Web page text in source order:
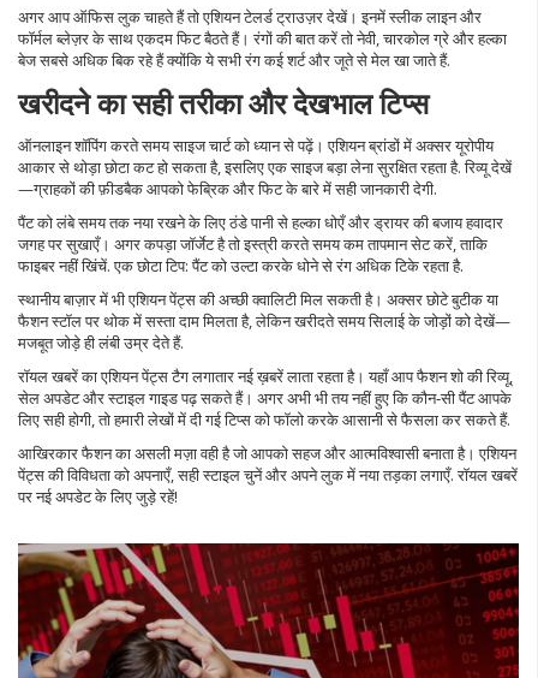
अगर आप ऑफिस लुक चाहते हैं तो एशियन टेलर्ड ट्राउज़र देखें। इनमें स्लीक लाइन और
फॉर्मल ब्लेज़र के साथ एकदम फिट बैठते हैं। रंगों की बात करें तो नेवी, चारकोल ग्रे और हल्का
बेज सबसे अधिक बिक रहे हैं क्योंकि ये सभी रंग कई शर्ट और जूते से मेल खा जाते हैं.
खरीदने का सही तरीका और देखभाल टिप्स
ऑनलाइन शॉपिंग करते समय साइज चार्ट को ध्यान से पढ़ें। एशियन ब्रांडों में अक्सर यूरोपीय
आकार से थोड़ा छोटा कट हो सकता है, इसलिए एक साइज बड़ा लेना सुरक्षित रहता है. रिव्यू देखें
—ग्राहकों की फ़ीडबैक आपको फेब्रिक और फिट के बारे में सही जानकारी देगी.
पैंट को लंबे समय तक नया रखने के लिए ठंडे पानी से हल्का धोएँ और ड्रायर की बजाय हवादार
जगह पर सुखाएँ। अगर कपड़ा जॉर्जेट है तो इस्त्री करते समय कम तापमान सेट करें, ताकि
फाइबर नहीं खिंचें. एक छोटा टिप: पैंट को उल्टा करके धोने से रंग अधिक टिके रहता है.
स्थानीय बाज़ार में भी एशियन पेंट्स की अच्छी क्वालिटी मिल सकती है। अक्सर छोटे बुटीक या
फैशन स्टॉल पर थोक में सस्ता दाम मिलता है, लेकिन खरीदते समय सिलाई के जोड़ों को देखें—
मजबूत जोड़े ही लंबी उम्र देते हैं.
रॉयल खबरें का एशियन पेंट्स टैग लगातार नई ख़बरें लाता रहता है। यहाँ आप फैशन शो की रिव्यू,
सेल अपडेट और स्टाइल गाइड पढ़ सकते हैं। अगर अभी भी तय नहीं हुए कि कौन‑सी पैंट आपके
लिए सही होगी, तो हमारी लेखों में दी गई टिप्स को फॉलो करके आसानी से फैसला कर सकते हैं.
आखिरकार फैशन का असली मज़ा वही है जो आपको सहज और आत्मविश्वासी बनाता है। एशियन
पेंट्स की विविधता को अपनाएँ, सही स्टाइल चुनें और अपने लुक में नया तड़का लगाएँ. रॉयल खबरें
पर नई अपडेट के लिए जुड़े रहें!